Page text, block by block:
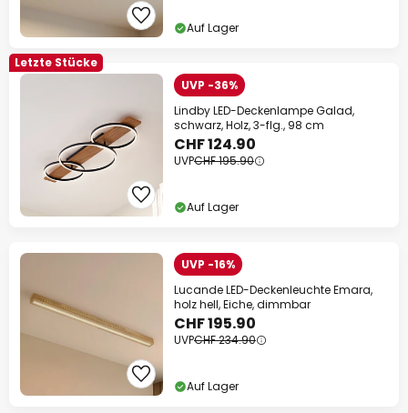
Auf Lager
Letzte Stücke
UVP -36%
Lindby LED-Deckenlampe Galad,
schwarz, Holz, 3-flg., 98 cm
CHF 124.90
UVPCHF 195.90
Auf Lager
UVP -16%
Lucande LED-Deckenleuchte Emara,
holz hell, Eiche, dimmbar
CHF 195.90
UVPCHF 234.90
Auf Lager